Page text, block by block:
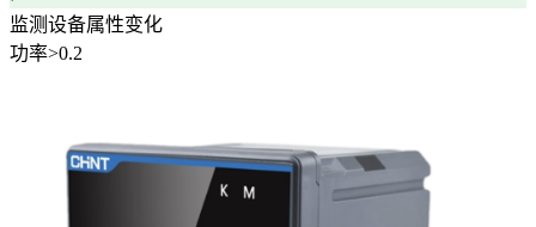
监测设备属性变化
功率>0.2